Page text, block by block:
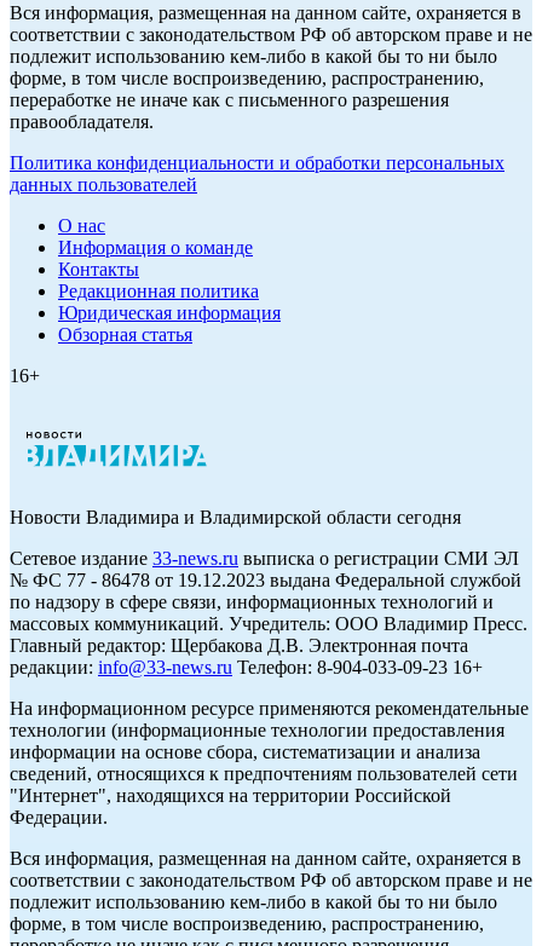
Вся информация, размещенная на данном сайте, охраняется в
соответствии с законодательством РФ об авторском праве и не
подлежит использованию кем-либо в какой бы то ни было
форме, в том числе воспроизведению, распространению,
переработке не иначе как с письменного разрешения
правообладателя.
Политика конфиденциальности и обработки персональных
данных пользователей
О нас
Информация о команде
Контакты
Редакционная политика
Юридическая информация
Обзорная статья
16+
Новости Владимира и Владимирской области сегодня
Cетевое издание 33-news.ru выписка о регистрации СМИ ЭЛ
№ ФС 77 - 86478 от 19.12.2023 выдана Федеральной службой
по надзору в сфере связи, информационных технологий и
массовых коммуникаций. Учредитель: ООО Владимир Пресс.
Главный редактор: Щербакова Д.В. Электронная почта
редакции: info@33-news.ru Телефон: 8-904-033-09-23 16+
На информационном ресурсе применяются рекомендательные
технологии (информационные технологии предоставления
информации на основе сбора, систематизации и анализа
сведений, относящихся к предпочтениям пользователей сети
"Интернет", находящихся на территории Российской
Федерации.
Вся информация, размещенная на данном сайте, охраняется в
соответствии с законодательством РФ об авторском праве и не
подлежит использованию кем-либо в какой бы то ни было
форме, в том числе воспроизведению, распространению,